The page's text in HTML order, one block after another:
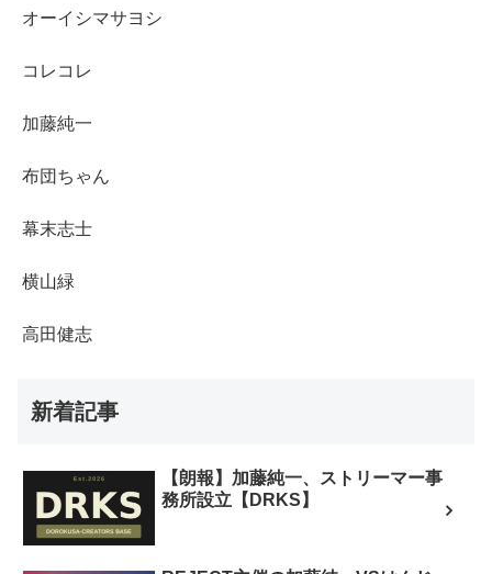
オーイシマサヨシ
コレコレ
加藤純一
布団ちゃん
幕末志士
横山緑
高田健志
新着記事
【朗報】加藤純一、ストリーマー事
務所設立【DRKS】